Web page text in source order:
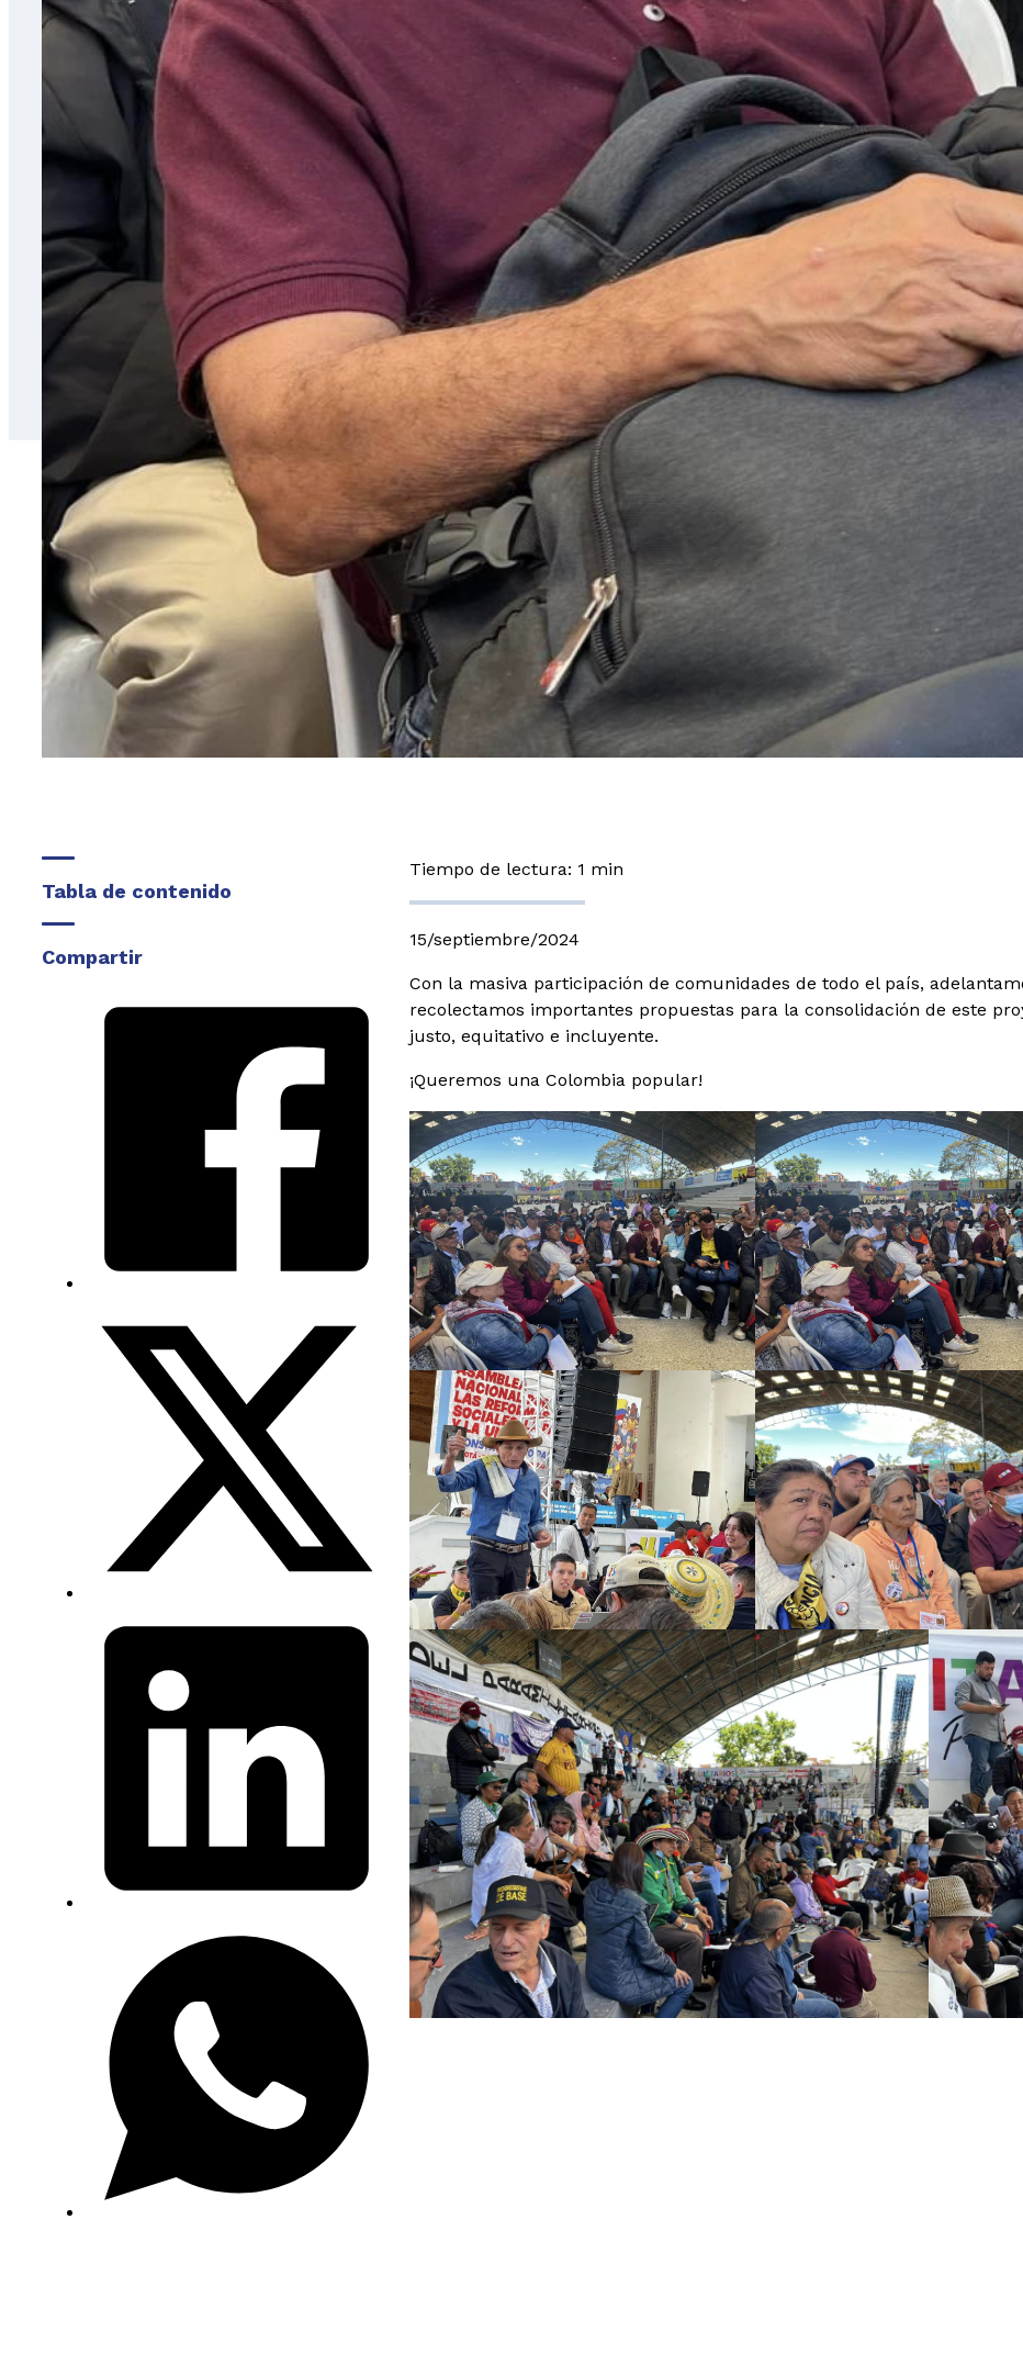
Tabla de contenido
Compartir
Tiempo de lectura: 1 min
15/septiembre/2024
Con la masiva participación de comunidades de todo el país,
recolectamos importantes propuestas para la consolidación de este
justo, equitativo e incluyente.
¡Queremos una Colombia popular!